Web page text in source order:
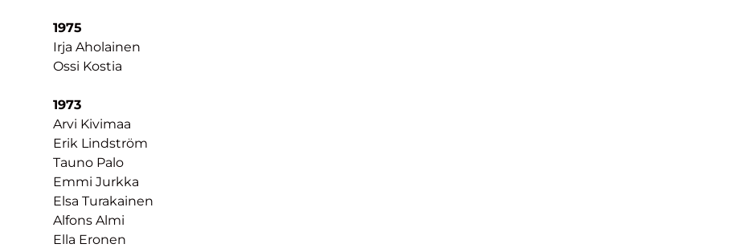
1975
Irja Aholainen
Ossi Kostia
1973
Arvi Kivimaa
Erik Lindström
Tauno Palo
Emmi Jurkka
Elsa Turakainen
Alfons Almi
Ella Eronen